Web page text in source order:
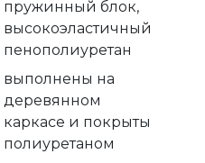
пружинный блок,
высокоэластичный
пенополиуретан
выполнены на
деревянном
каркасе и покрыты
полиуретаном